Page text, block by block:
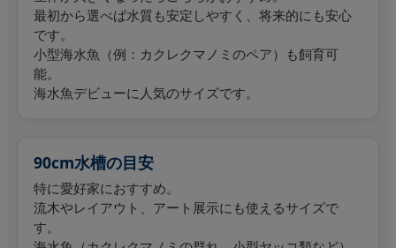
最初から選べば水質も安定しやすく、将来的にも安心
です。
小型海水魚（例：カクレクマノミのペア）も飼育可
能。
海水魚デビューに人気のサイズです。
90cm水槽の目安
特に愛好家におすすめ。
流木やレイアウト、アート展示にも使えるサイズで
す。